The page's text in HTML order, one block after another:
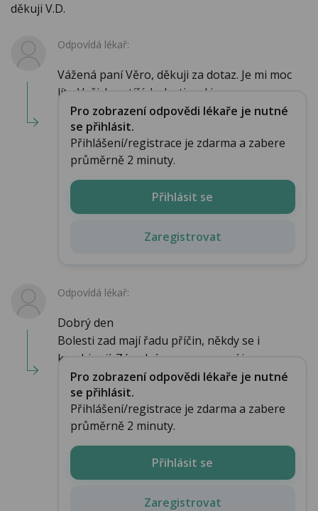
děkuji V.D.
Odpovídá lékař:
Vážená paní Věro, děkuji za dotaz. Je mi moc
líto Vašich potíží, bolesti zad jsou moc nep...
Pro zobrazení odpovědi lékaře je nutné
se přihlásit.
Přihlášení/registrace je zdarma a zabere
průměrně 2 minuty.
Přihlásit se
Zaregistrovat
Odpovídá lékař:
Dobrý den
Bolesti zad mají řadu příčin, někdy se i
kombinují. Zásadní pro posouzení j...
Pro zobrazení odpovědi lékaře je nutné
se přihlásit.
Přihlášení/registrace je zdarma a zabere
průměrně 2 minuty.
Přihlásit se
Zaregistrovat